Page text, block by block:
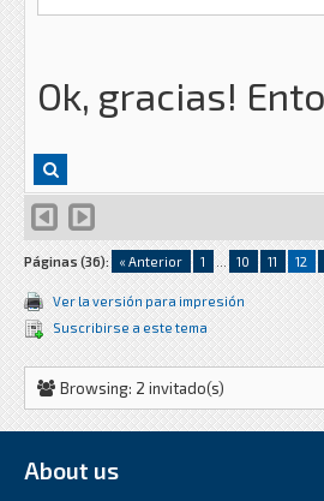
Ok, gracias!
Páginas (36): « Anterior 1 ... 10 11 12
Ver la versión para impresión
Suscribirse a este tema
Browsing: 2 invitado(s)
About us